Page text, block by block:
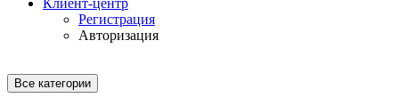
Клиент-центр
Регистрация
Авторизация
Все категории